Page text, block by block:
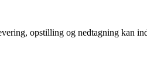
opstilling og nedtagning kan